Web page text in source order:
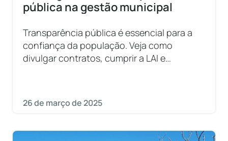
pública na gestão municipal
Transparência pública é essencial para a
confiança da população. Veja como
divulgar contratos, cumprir a LAI e
26 de março de 2025